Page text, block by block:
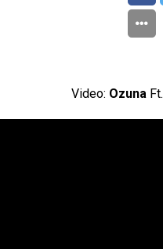
Video: Ozuna Ft.